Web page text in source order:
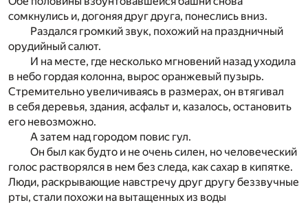
сомкнулись и, догоняя друг друга, понеслись вниз.
Раздался громкий звук, похожий на праздничный
орудийный салют.
И на месте, где несколько мгновений назад уходила
в небо гордая колонна, вырос оранжевый пузырь.
Стремительно увеличиваясь в размерах, он втягивал
в себя деревья, здания, асфальт и, казалось, остановить
его невозможно.
А затем над городом повис гул.
Он был как будто и не очень силен, но человеческий
голос растворялся в нем без следа, как сахар в кипятке.
Люди, раскрывающие навстречу друг другу беззвучные
рты, стали похожи на вытащенных из воды